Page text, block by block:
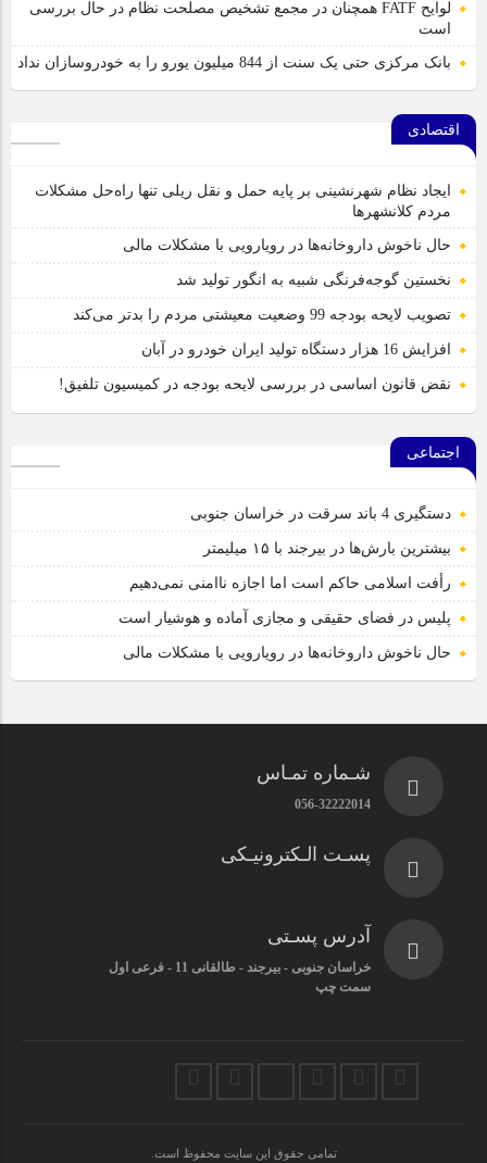
لوایح FATF همچنان در مجمع تشخیص مصلحت نظام در حال بررسی
است
بانک مرکزی حتی یک سنت از 844 میلیون یورو را به خودروسازان نداد
اقتصادی
ایجاد نظام شهرنشینی بر پایه حمل و نقل ریلی تنها راه‌حل مشکلات
مردم کلانشهرها
حال ناخوش داروخانه‌ها در رویارویی با مشکلات مالی
نخستین گوجه‌فرنگی شبیه به انگور تولید شد
تصویب لایحه بودجه 99 وضعیت معیشتی مردم را بدتر می‌کند
افزایش 16 هزار دستگاه تولید ایران خودرو در آبان
نقض قانون اساسی در بررسی لایحه بودجه در کمیسیون تلفیق!
اجتماعی
دستگیری 4 باند سرقت در خراسان جنوبی
بیشترین بارش‌ها در بیرجند با ۱۵ میلیمتر
رأفت اسلامی حاکم است اما اجازه ناامنی نمی‌دهیم
پلیس در فضای حقیقی و مجازی آماده و هوشیار است
حال ناخوش داروخانه‌ها در رویارویی با مشکلات مالی
شـماره تمـاس
056-32222014
پسـت الـکترونیـکی
آدرس پسـتی
خراسان جنوبی - بیرجند - طالقانی 11 - فرعی اول
سمت چپ
تمامی حقوق این سایت محفوظ است.